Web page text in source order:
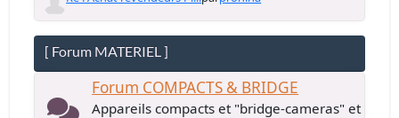
[ Forum MATERIEL ]
Forum COMPACTS & BRIDGE
Appareils compacts et "bridge-cameras" et